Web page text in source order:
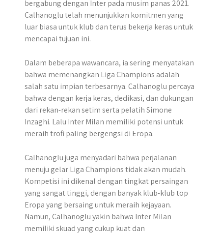
bergabung dengan Inter pada musim panas 2021.
Calhanoglu telah menunjukkan komitmen yang
luar biasa untuk klub dan terus bekerja keras untuk
mencapai tujuan ini.
Dalam beberapa wawancara, ia sering menyatakan
bahwa memenangkan Liga Champions adalah
salah satu impian terbesarnya. Calhanoglu percaya
bahwa dengan kerja keras, dedikasi, dan dukungan
dari rekan-rekan setim serta pelatih Simone
Inzaghi. Lalu Inter Milan memiliki potensi untuk
meraih trofi paling bergengsi di Eropa.
Calhanoglu juga menyadari bahwa perjalanan
menuju gelar Liga Champions tidak akan mudah.
Kompetisi ini dikenal dengan tingkat persaingan
yang sangat tinggi, dengan banyak klub-klub top
Eropa yang bersaing untuk meraih kejayaan.
Namun, Calhanoglu yakin bahwa Inter Milan
memiliki skuad yang cukup kuat dan